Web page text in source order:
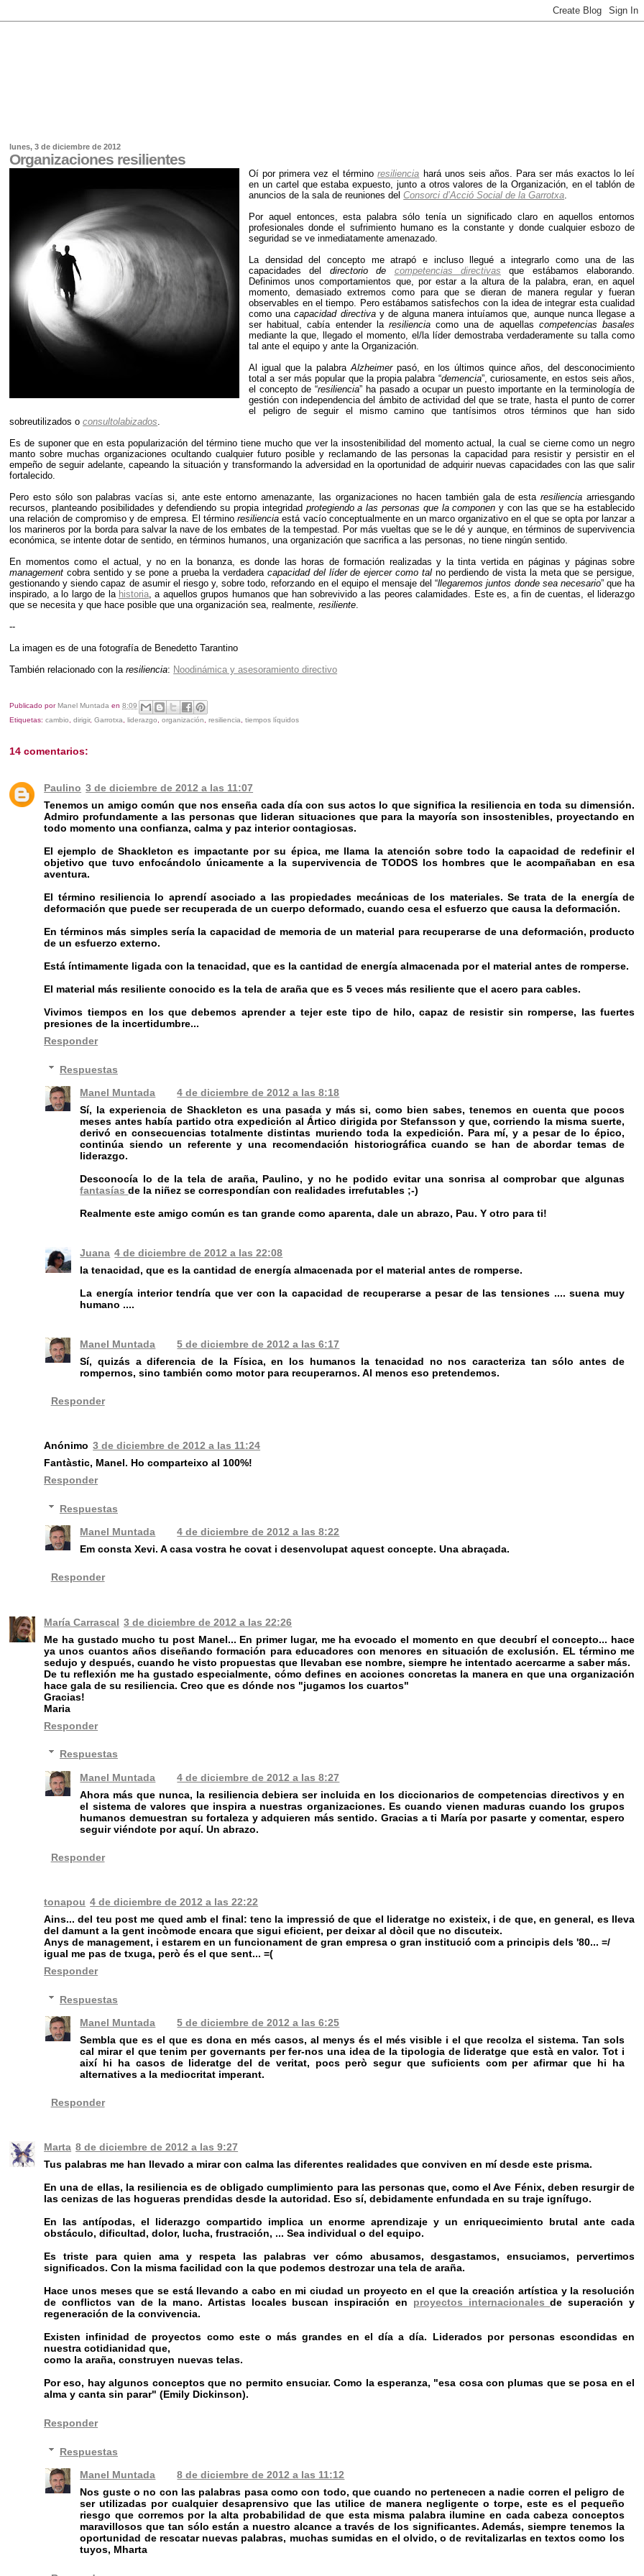
lunes, 3 de diciembre de 2012
Organizaciones resilientes
Oí por primera vez el términoresiliencia hará unos seis años. Para ser más exactos lo leí
en un cartel que estaba expuesto, junto a otros valores de la Organización, en el tablón de
anuncios de la sala de reuniones delConsorci d’Acció Social de la Garrotxa.
Por aquel entonces, esta palabra sólo tenía un significado claro en aquellos entornos
profesionales donde el sufrimiento humano es la constante y donde cualquier esbozo de
seguridad se ve inmediatamente amenazado.
La densidad del concepto me atrapó e incluso llegué a integrarlo como una de las
capacidades del directorio de competencias directivas que estábamos elaborando.
Definimos unos comportamientos que, por estar a la altura de la palabra, eran, en aquel
momento, demasiado extremos como para que se dieran de manera regular y fueran
observables en el tiempo. Pero estábamos satisfechos con la idea de integrar esta cualidad
como unacapacidad directivay de alguna manera intuíamos que, aunque nunca llegase a
ser habitual, cabía entender la resilienciacomo una de aquellas competencias basales
mediante la que, llegado el momento, el/la líder demostraba verdaderamente su talla como
tal ante el equipo y ante la Organización.
Al igual que la palabraAlzheimerpasó, en los últimos quince años, del desconocimiento
total a ser más popular que la propia palabra “demencia”, curiosamente, en estos seis años,
el concepto de “resiliencia” ha pasado a ocupar un puesto importante en la terminología de
gestión con independencia del ámbito de actividad del que se trate, hasta el punto de correr
el peligro de seguir el mismo camino que tantísimos otros términos que han sido
sobreutilizados oconsultolabizados.
Es de suponer que en esta popularización del término tiene mucho que ver la insostenibilidad del momento actual, la cual se cierne como un negro
manto sobre muchas organizaciones ocultando cualquier futuro posible y reclamando de las personas la capacidad para resistir y persistir en el
empeño de seguir adelante, capeando la situación y transformando la adversidad en la oportunidad de adquirir nuevas capacidades con las que salir
fortalecido.
Pero esto sólo son palabras vacías si, ante este entorno amenazante, las organizaciones no hacen también gala de estaresiliencia arriesgando
recursos, planteando posibilidades y defendiendo su propia integridad protegiendo a las personas que la componen y con las que se ha establecido
una relación de compromiso y de empresa. El términoresiliencia está vacío conceptualmente en un marco organizativo en el que se opta por lanzar a
los marineros por la borda para salvar la nave de los embates de la tempestad. Por más vueltas que se le dé y aunque, en términos de supervivencia
económica, se intente dotar de sentido, en términos humanos, una organización que sacrifica a las personas, no tiene ningún sentido.
En momentos como el actual, y no en la bonanza, es donde las horas de formación realizadas y la tinta vertida en páginas y páginas sobre
management cobra sentido y se pone a prueba la verdaderacapacidad del líder de ejercer como talno perdiendo de vista la meta que se persigue,
gestionando y siendo capaz de asumir el riesgo y, sobre todo, reforzando en el equipo el mensaje del “llegaremos juntos donde sea necesario” que ha
inspirado, a lo largo de la historia, a aquellos grupos humanos que han sobrevivido a las peores calamidades. Este es, a fin de cuentas, el liderazgo
que se necesita y que hace posible que una organización sea, realmente,resiliente.
--
La imagen es de una fotografía de Benedetto Tarantino
También relacionado con laresiliencia: Noodinámica y asesoramiento directivo
Publicado por Manel Muntada en8:09
Etiquetas:cambio ,dirigir,Garrotxa ,liderazgo ,organización ,resiliencia ,tiempos líquidos
14 comentarios:
Paulino 3 de diciembre de 2012 a las 11:07
Tenemos un amigo común que nos enseña cada día con sus actos lo que significa la resiliencia en toda su dimensión.
Admiro profundamente a las personas que lideran situaciones que para la mayoría son insostenibles, proyectando en
todo momento una confianza, calma y paz interior contagiosas.
El ejemplo de Shackleton es impactante por su épica, me llama la atención sobre todo la capacidad de redefinir el
objetivo que tuvo enfocándolo únicamente a la supervivencia de TODOS los hombres que le acompañaban en esa
aventura.
El término resiliencia lo aprendí asociado a las propiedades mecánicas de los materiales. Se trata de la energía de
deformación que puede ser recuperada de un cuerpo deformado, cuando cesa el esfuerzo que causa la deformación.
En términos más simples sería la capacidad de memoria de un material para recuperarse de una deformación, producto
de un esfuerzo externo.
Está íntimamente ligada con la tenacidad, que es la cantidad de energía almacenada por el material antes de romperse.
El material más resiliente conocido es la tela de araña que es 5 veces más resiliente que el acero para cables.
Vivimos tiempos en los que debemos aprender a tejer este tipo de hilo, capaz de resistir sin romperse, las fuertes
presiones de la incertidumbre...
Responder
Respuestas
Manel Muntada
4 de diciembre de 2012 a las 8:18
Sí, la experiencia de Shackleton es una pasada y más si, como bien sabes, tenemos en cuenta que pocos
meses antes había partido otra expedición al Ártico dirigida por Stefansson y que, corriendo la misma suerte,
derivó en consecuencias totalmente distintas muriendo toda la expedición. Para mí, y a pesar de lo épico,
continúa siendo un referente y una recomendación historiográfica cuando se han de abordar temas de
liderazgo.
Desconocía lo de la tela de araña, Paulino, y no he podido evitar una sonrisa al comprobar que algunas
fantasíasde la niñez se correspondían con realidades irrefutables ;-)
Realmente este amigo común es tan grande como aparenta, dale un abrazo, Pau. Y otro para ti!
Juana 4 de diciembre de 2012 a las 22:08
la tenacidad, que es la cantidad de energía almacenada por el material antes de romperse.
La energía interior tendría que ver con la capacidad de recuperarse a pesar de las tensiones .... suena muy
humano ....
Manel Muntada
5 de diciembre de 2012 a las 6:17
Sí, quizás a diferencia de la Física, en los humanos la tenacidad no nos caracteriza tan sólo antes de
rompernos, sino también como motor para recuperarnos. Al menos eso pretendemos.
Responder
Anónimo 3 de diciembre de 2012 a las 11:24
Fantàstic, Manel. Ho comparteixo al 100%!
Responder
Respuestas
Manel Muntada
4 de diciembre de 2012 a las 8:22
Em consta Xevi. A casa vostra he covat i desenvolupat aquest concepte. Una abraçada.
Responder
María Carrascal 3 de diciembre de 2012 a las 22:26
Me ha gustado mucho tu post Manel... En primer lugar, me ha evocado el momento en que decubrí el concepto... hace
ya unos cuantos años diseñando formación para educadores con menores en situación de exclusión. EL término me
sedujo y después, cuando he visto propuestas que llevaban ese nombre, siempre he intentado acercarme a saber más.
De tu reflexión me ha gustado especialmente, cómo defines en acciones concretas la manera en que una organización
hace gala de su resiliencia. Creo que es dónde nos "jugamos los cuartos"
Gracias!
Maria
Responder
Respuestas
Manel Muntada
4 de diciembre de 2012 a las 8:27
Ahora más que nunca, la resiliencia debiera ser incluida en los diccionarios de competencias directivos y en
el sistema de valores que inspira a nuestras organizaciones. Es cuando vienen maduras cuando los grupos
humanos demuestran su fortaleza y adquieren más sentido. Gracias a ti María por pasarte y comentar, espero
seguir viéndote por aquí. Un abrazo.
Responder
tonapou 4 de diciembre de 2012 a las 22:22
Ains... del teu post me qued amb el final: tenc la impressió de que el lideratge no existeix, i de que, en general, es lleva
del damunt a la gent incòmode encara que sigui eficient, per deixar al dòcil que no discuteix.
Anys de management, i estarem en un funcionament de gran empresa o gran institució com a principis dels '80... =/
igual me pas de txuga, però és el que sent... =(
Responder
Respuestas
Manel Muntada
5 de diciembre de 2012 a las 6:25
Sembla que es el que es dona en més casos, al menys és el més visible i el que recolza el sistema. Tan sols
cal mirar el que tenim per governants per fer-nos una idea de la tipologia de lideratge que està en valor. Tot i
així hi ha casos de lideratge del de veritat, pocs però segur que suficients com per afirmar que hi ha
alternatives a la mediocritat imperant.
Responder
Marta 8 de diciembre de 2012 a las 9:27
Tus palabras me han llevado a mirar con calma las diferentes realidades que conviven en mí desde este prisma.
En una de ellas, la resiliencia es de obligado cumplimiento para las personas que, como el Ave Fénix, deben resurgir de
las cenizas de las hogueras prendidas desde la autoridad. Eso sí, debidamente enfundada en su traje ignífugo.
En las antípodas, el liderazgo compartido implica un enorme aprendizaje y un enriquecimiento brutal ante cada
obstáculo, dificultad, dolor, lucha, frustración, ... Sea individual o del equipo.
Es triste para quien ama y respeta las palabras ver cómo abusamos, desgastamos, ensuciamos, pervertimos
significados. Con la misma facilidad con la que podemos destrozar una tela de araña.
Hace unos meses que se está llevando a cabo en mi ciudad un proyecto en el que la creación artística y la resolución
de conflictos van de la mano. Artistas locales buscan inspiración en proyectos internacionalesde superación y
regeneración de la convivencia.
Existen infinidad de proyectos como este o más grandes en el día a día. Liderados por personas escondidas en
nuestra cotidianidad que,
como la araña, construyen nuevas telas.
Por eso, hay algunos conceptos que no permito ensuciar. Como la esperanza, "esa cosa con plumas que se posa en el
alma y canta sin parar" (Emily Dickinson).
Responder
Respuestas
Manel Muntada
8 de diciembre de 2012 a las 11:12
Nos guste o no con las palabras pasa como con todo, que cuando no pertenecen a nadie corren el peligro de
ser utilizadas por cualquier desaprensivo que las utilice de manera negligente o torpe, este es el pequeño
riesgo que corremos por la alta probabilidad de que esta misma palabra ilumine en cada cabeza conceptos
maravillosos que tan sólo están a nuestro alcance a través de los significantes. Además, siempre tenemos la
oportunidad de rescatar nuevas palabras, muchas sumidas en el olvido, o de revitalizarlas en textos como los
tuyos, Mharta